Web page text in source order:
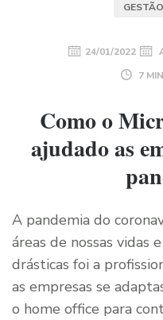
24/01/2022
7
Como o
ajudado as
A pandemia do
áreas de nossas vidas
drásticas foi a
as empresas se
o home office para